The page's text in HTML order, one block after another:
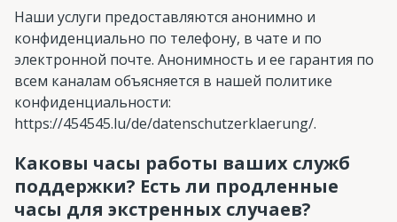
Наши услуги предоставляются анонимно и
конфиденциально по телефону, в чате и по
электронной почте. Анонимность и ее гарантия по
всем каналам объясняется в нашей политике
конфиденциальности:
https://454545.lu/de/datenschutzerklaerung/.
Каковы часы работы ваших служб
поддержки? Есть ли продленные
часы для экстренных случаев?